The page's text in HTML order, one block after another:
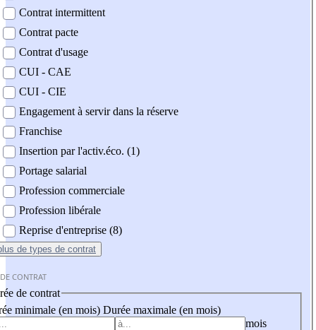
Contrat intermittent
Contrat pacte
Contrat d'usage
CUI - CAE
CUI - CIE
Engagement à servir dans la réserve
Franchise
Insertion par l'activ.éco. (1)
Portage salarial
Profession commerciale
Profession libérale
Reprise d'entreprise (8)
de types de contrat
CONTRAT
de contrat
minimale (en mois) Durée maximale (en mois)
mois